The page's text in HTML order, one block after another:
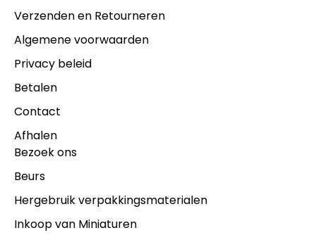
Verzenden en Retourneren
Algemene voorwaarden
Privacy beleid
Betalen
Contact
Afhalen
Bezoek ons
Beurs
Hergebruik verpakkingsmaterialen
Inkoop van Miniaturen